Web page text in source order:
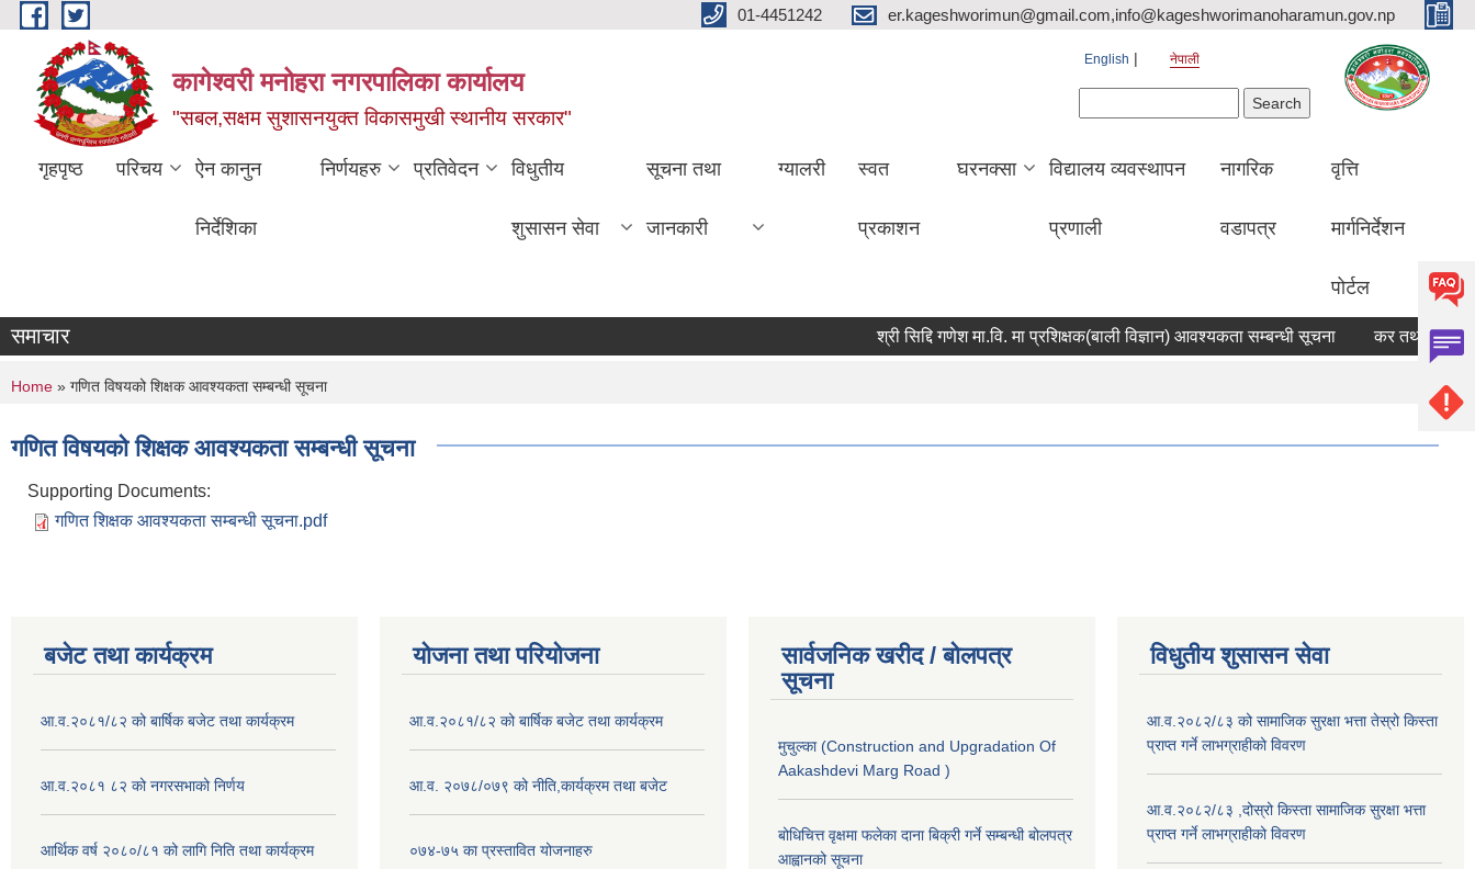
Skip to main content 01-4451242 er.kageshworimun@gmail.com,info@kageshworimanoharamun.gov.np
कागेश्वरी मनोहरा नगरपालिका कार्यालय
"सबल,सक्षम सुशासनयुक्त विकासमुखी स्थानीय सरकार"
English नेपाली
गृहपृष्ठ परिचय ऐन कानुन
निर्देशिका
निर्णयहरु प्रतिवेदन विधुतीय
शुसासन सेवा
सूचना तथा
जानकारी
ग्यालरी स्वत
प्रकाशन
घरनक्सा विद्यालय व्यवस्थापन
प्रणाली
नागरिक
वडापत्र
वृत्ति
मार्गनिर्देशन
पोर्टल
समाचार श्री सिद्दि गणेश मा.वि. मा प्रशिक्षक(बाली विज्ञान) आवश्यकता सम्बन्धी सूचना कर तथा जरिवाना
You are here
Home » गणित विषयको शिक्षक आवश्यकता सम्बन्धी सूचना
गणित विषयको शिक्षक आवश्यकता सम्बन्धी सूचना
Supporting Documents:
गणित शिक्षक आवश्यकता सम्बन्धी सूचना.pdf
बजेट तथा कार्यक्रम
आ.व.२०८१/८२ को बार्षिक बजेट तथा कार्यक्रम
आ.व.२०८१ ८२ को नगरसभाको निर्णय
आर्थिक वर्ष २०८०/८१ को लागि निति तथा कार्यक्रम
योजना तथा परियोजना
आ.व.२०८१/८२ को बार्षिक बजेट तथा कार्यक्रम
आ.व. २०७८/०७९ को नीति,कार्यक्रम तथा बजेट
०७४-७५ का प्रस्तावित योजनाहरु
सार्वजनिक खरीद / बोलपत्र
सूचना
मुचुल्का (Construction and Upgradation Of
Aakashdevi Marg Road )
बोधिचित्त वृक्षमा फलेका दाना बिक्री गर्ने सम्बन्धी बोलपत्र
आह्वानको सूचना
विधुतीय शुसासन सेवा
आ.व.२०८२/८३ को सामाजिक सुरक्षा भत्ता तेस्रो किस्ता
प्राप्त गर्ने लाभग्राहीको विवरण
आ.व.२०८२/८३ ,दोस्रो किस्ता सामाजिक सुरक्षा भत्ता
प्राप्त गर्ने लाभग्राहीको विवरण